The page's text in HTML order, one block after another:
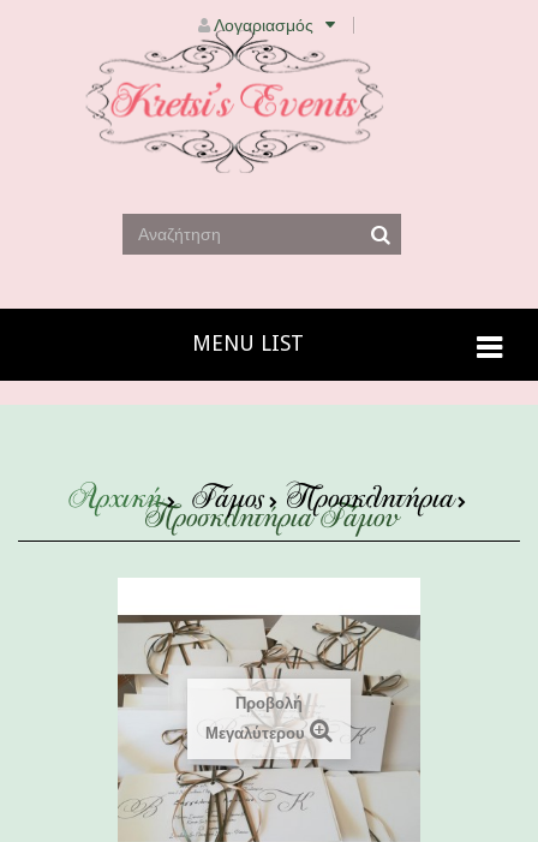
Λογαριασμός
MENU LIST
Αρχική Γάμος Προσκλητήρια
Προσκλητήρια Γάμου
Προβολή
Μεγαλύτερου